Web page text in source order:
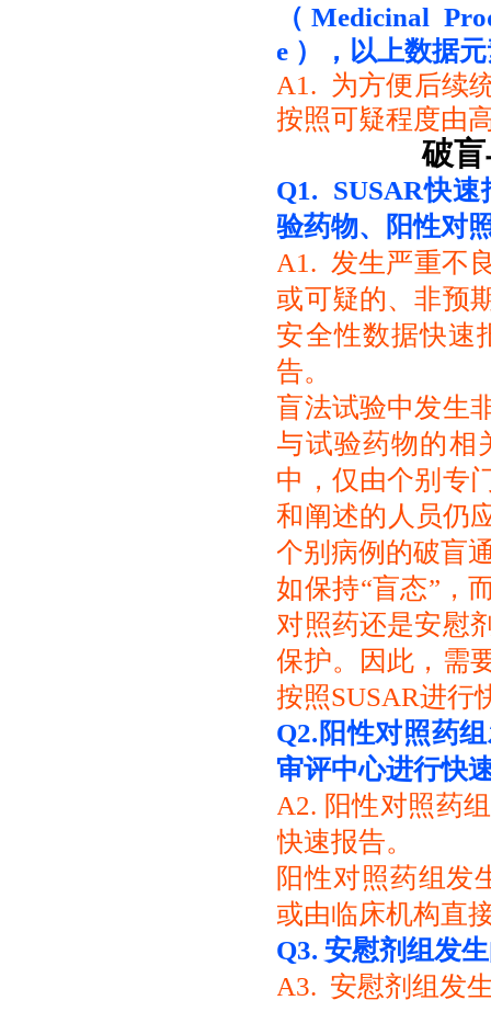
（Medicinal
e ），以上数据
A1. 为方便后续
按照可疑程度由
破
Q1. SUSAR快速
验药物、阳性对
A1. 发生严重不
或可疑的、非预
安全性数据快速
告。
盲法试验中发生
与试验药物的相
中，仅由个别专
和阐述的人员仍
个别病例的破盲
如保持“盲态”，
对照药还是安慰
保护。因此，需
按照SUSAR进行
Q2. 阳性对照药
审评中心进行快
A2. 阳性对照药
快速报告。
阳性对照药组发
或由临床机构直
Q3. 安慰剂组发
A3. 安慰剂组发